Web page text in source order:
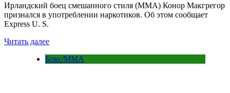
Ирландский боец смешанного стиля (MMA) Конор Макгрегор
признался в употреблении наркотиков. Об этом сообщает
Express U. S.
Читать далее
Бокс/MMA